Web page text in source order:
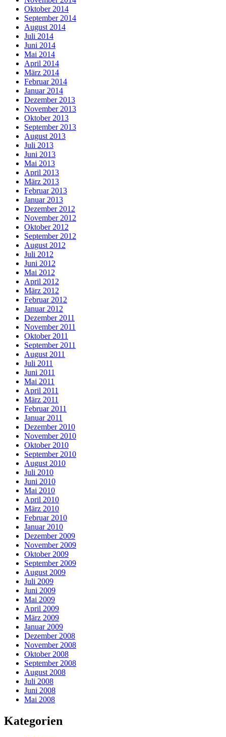
Oktober 2014
September 2014
August 2014
Juli 2014
Juni 2014
Mai 2014
April 2014
März 2014
Februar 2014
Januar 2014
Dezember 2013
November 2013
Oktober 2013
September 2013
August 2013
Juli 2013
Juni 2013
Mai 2013
April 2013
März 2013
Februar 2013
Januar 2013
Dezember 2012
November 2012
Oktober 2012
September 2012
August 2012
Juli 2012
Juni 2012
Mai 2012
April 2012
März 2012
Februar 2012
Januar 2012
Dezember 2011
November 2011
Oktober 2011
September 2011
August 2011
Juli 2011
Juni 2011
Mai 2011
April 2011
März 2011
Februar 2011
Januar 2011
Dezember 2010
November 2010
Oktober 2010
September 2010
August 2010
Juli 2010
Juni 2010
Mai 2010
April 2010
März 2010
Februar 2010
Januar 2010
Dezember 2009
November 2009
Oktober 2009
September 2009
August 2009
Juli 2009
Juni 2009
Mai 2009
April 2009
März 2009
Januar 2009
Dezember 2008
November 2008
Oktober 2008
September 2008
August 2008
Juli 2008
Juni 2008
Mai 2008
Kategorien